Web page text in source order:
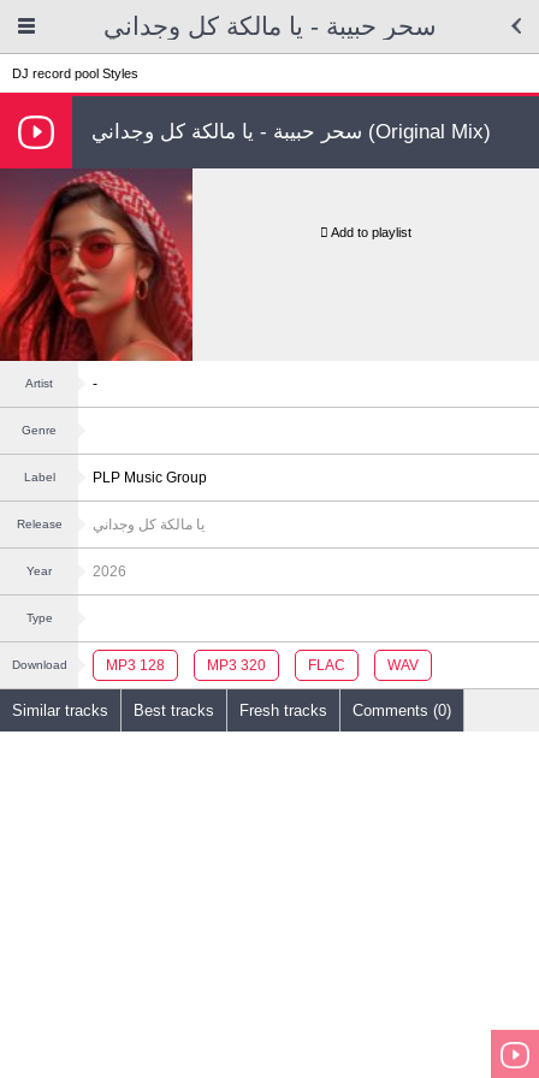
سحر حبيبة - يا مالكة كل وجداني
DJ record pool Styles
سحر حبيبة - يا مالكة كل وجداني (Original Mix)
Add to playlist
Artist -
Genre
Label PLP Music Group
Release يا مالكة كل وجداني
Year 2026
Type
Download MP3 128 MP3 320 FLAC WAV
Similar tracks Best tracks Fresh tracks Comments (0)